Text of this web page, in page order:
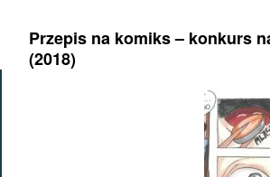
Przepis na komiks – konkurs
(2018)